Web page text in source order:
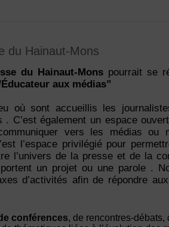
du Hainaut-Mons
du Hainaut-Mons pourrait se
aux médias”
où sont accueillis les
. C’est également un espace
vers les médias ou
l’espace privilégié pour
l’univers de la presse et de la
un projet ou une parole .
d’activités afin de répondre
conférences, de rencontres-débats,